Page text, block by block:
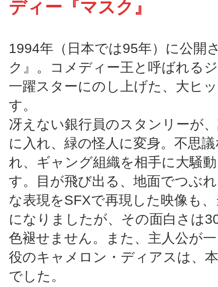
ディー『マスク』
1994年（日本では95年）に公開
ク』。コメディー王と呼ばれる
一躍スターにのし上げた、大ヒ
す。
冴えない銀行員のスタンリーが
に入れ、緑の怪人に変身。不思
れ、ギャング組織を相手に大騒
す。目が飛び出る、地面でつぶ
な表現をSFXで再現した映像も
になりましたが、その面白さは
色褪せません。また、主人公が
役のキャメロン・ディアスは、
でした。